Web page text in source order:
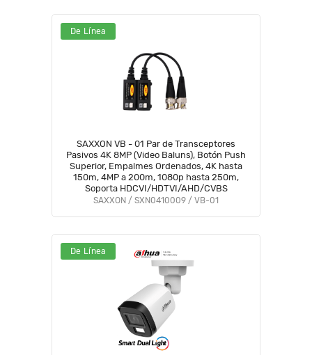
De Línea
SAXXON VB - 01 Par de Transceptores
Pasivos 4K 8MP (Video Baluns), Botón Push
Superior, Empalmes Ordenados, 4K hasta
150m, 4MP a 200m, 1080p hasta 250m,
Soporta HDCVI/HDTVI/AHD/CVBS
SAXXON / SXN0410009 / VB-01
De Línea